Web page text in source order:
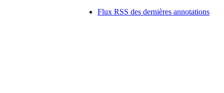
Flux RSS des dernières annotations